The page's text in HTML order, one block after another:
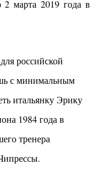
марта 2019 года в
российской
с минимальным
итальянку Эрику
1984 года в
тренера